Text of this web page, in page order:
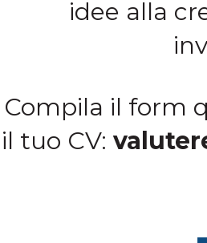
idee alla
Compila il form
il tuo CV: